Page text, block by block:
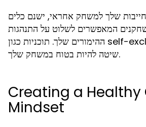
שלך למשחק אחראי, ישנם כלים
המאפשרים לשלוט על התנהגות
ההימורים שלך. תוכניות כגון self-exclusion מספקות
שיטה להיות בטוח במשחק שלך.
Creating a
Mindset